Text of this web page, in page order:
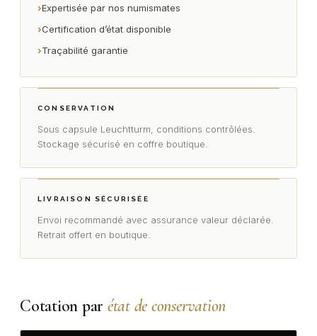
›Expertisée par nos numismates
›Certification d’état disponible
›Traçabilité garantie
CONSERVATION
Sous capsule Leuchtturm, conditions contrôlées.
Stockage sécurisé en coffre boutique.
LIVRAISON SÉCURISÉE
Envoi recommandé avec assurance valeur déclarée.
Retrait offert en boutique.
Cotation par état de conservation